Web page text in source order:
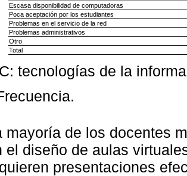
Escasa disponibilidad de computadoras
Poca aceptación por los estudiantes
Problemas en el servicio de la red
Problemas administrativos
Otro
Total
tecnologías de la
mayoría de los docentes
el diseño de aulas
presentaciones